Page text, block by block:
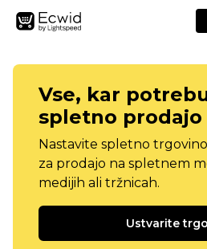
Vse, kar
spletno prodajo
Nastavite spletno
za prodajo na spletnem
medijih ali tržnicah.
Ustvarite